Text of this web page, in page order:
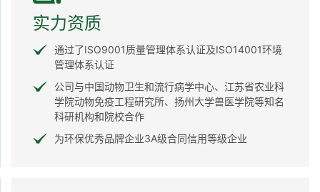
实力资质
通过了ISO9001质量管理体系认证及ISO14001环境
管理体系认证
公司与中国动物卫生和流行病学中心、江苏省农业科
学院动物免疫工程研究所、扬州大学兽医学院等知名
科研机构和院校合作
为环保优秀品牌企业3A级合同信用等级企业